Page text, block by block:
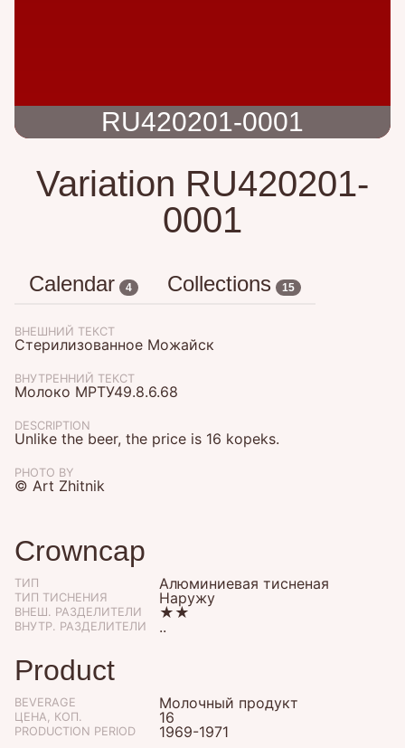
RU420201-0001
Variation RU420201-
0001
Calendar 4 Collections 15
ВНЕШНИЙ ТЕКСТ
Стерилизованное Можайск
ВНУТРЕННИЙ ТЕКСТ
Молоко МРТУ49.8.6.68
DESCRIPTION
Unlike the beer, the price is 16 kopeks.
PHOTO BY
© Art Zhitnik
Crowncap
ТИП Алюминиевая тисненая
ТИП ТИСНЕНИЯ Наружу
ВНЕШ. РАЗДЕЛИТЕЛИ ★★
ВНУТР. РАЗДЕЛИТЕЛИ ..
Product
BEVERAGE Молочный продукт
ЦЕНА, КОП. 16
PRODUCTION PERIOD 1969-1971